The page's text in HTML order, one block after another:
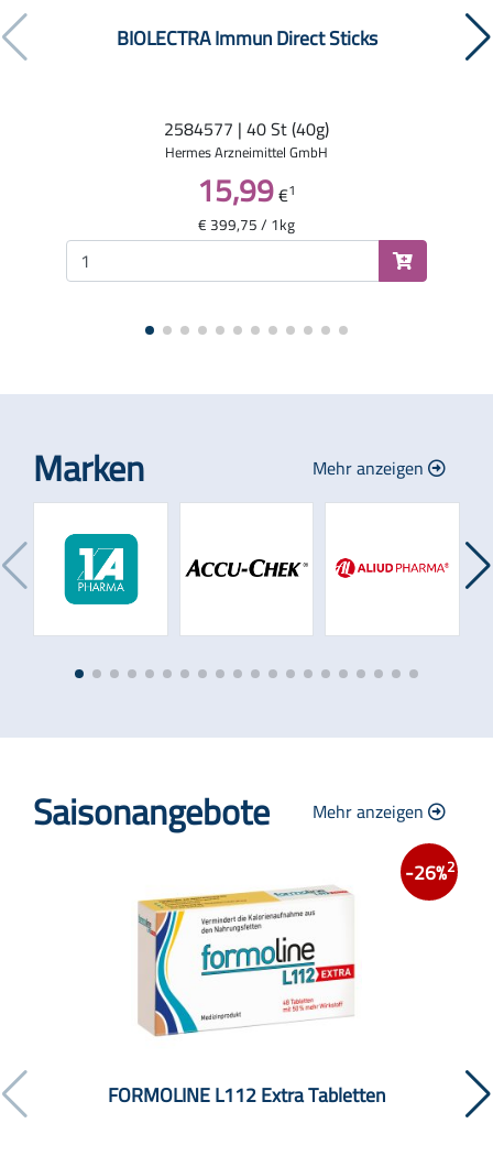
BIOLECTRA Immun Direct Sticks
2584577 | 40 St (40g)
Hermes Arzneimittel GmbH
15,99€1
€ 399,75 / 1kg
Mehr anzeigen
Marken
Mehr anzeigen
Saisonangebote
-26%2
FORMOLINE L112 Extra Tabletten